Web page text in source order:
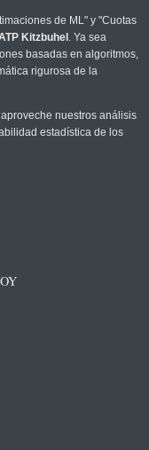
de ML" y "Cuotas
Kitzbuhel . Ya sea
basadas en algoritmos,
rigurosa de la
nuestros análisis
estadística de los